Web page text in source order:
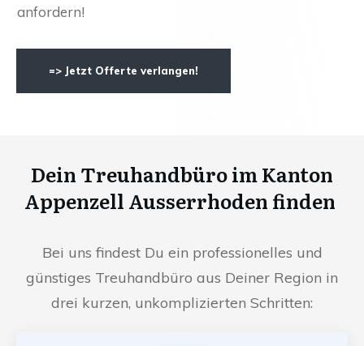
anfordern!
=> Jetzt Offerte verlangen!
Dein Treuhandbüro im Kanton
Appenzell Ausserrhoden finden
Bei uns findest Du ein professionelles und
günstiges Treuhandbüro aus Deiner Region in
drei kurzen, unkomplizierten Schritten: